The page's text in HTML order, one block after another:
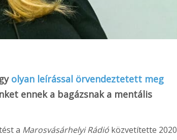
olyan leírással örvendeztetett meg
ennek a bagázsnak a mentális
a Marosvásárhelyi Rádióközvetítette 2020